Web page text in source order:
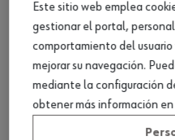
Este sitio web emplea
gestionar el portal,
comportamiento del
mejorar su navegación.
mediante la configuración
obtener más información